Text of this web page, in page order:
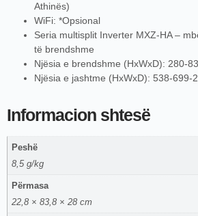
Athinës)
WiFi: *Opsional
Seria multisplit Inverter MXZ-HA –
të brendshme
Njësia e brendshme (HxWxD): 280-
Njësia e jashtme (HxWxD): 538-699-
Informacion shtesë
Peshë
8,5 g/kg
Përmasa
22,8 × 83,8 × 28 cm